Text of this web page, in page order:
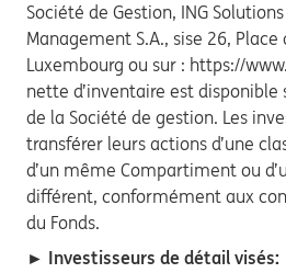
Société de Gestion, ING
Management S.A., sise 26, Place
Luxembourg ou sur : https://
nette d’inventaire est disponible
de la Société de gestion. Les
transférer leurs actions d’une
d’un même Compartiment ou
différent, conformément aux
du Fonds.
► Investisseurs de détail visés: